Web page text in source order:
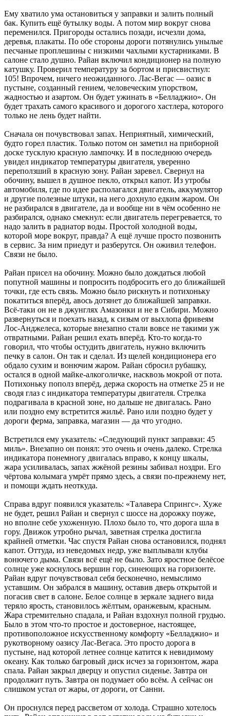
Ему хватило ума остановиться у заправки и залить полный
бак. Купить ещё бутылку воды. А потом мир вокруг снова
переменился. Пригороды остались позади, исчезли дома,
деревья, плакаты. По обе стороны дороги потянулись унылые
песчаные проплешины с низкими чахлыми кустарниками. В
салоне стало душно. Райан включил кондиционер на полную
катушку. Проверил температуру за бортом и присвистнул:
105! Впрочем, ничего неожиданного. Лас-Вегас — оазис в
пустыне, созданный гением, человеческим упорством,
жадностью и азартом. Он будет ужинать в «Белладжио». Он
будет трахать самого красивого и дорогого хастлера, которого
только не лень будет найти.
Сначала он почувствовал запах. Неприятный, химический,
будто горел пластик. Только потом он заметил на приборной
доске тусклую красную лампочку. И в последнюю очередь
увидел индикатор температуры двигателя, уверенно
переползший в красную зону. Райан заревел. Свернул на
обочину, вышел в душное пекло, открыл капот. Из утробы
автомобиля, где по идее располагался двигатель, аккумулятор
и другие полезные штуки, на него дохнуло едким жаром. Он
не разбирался в двигателе, да и вообще ни в чём особенно не
разбирался, однако смекнул: если двигатель перегревается, то
надо залить в радиатор воды. Простой холодной воды,
которой море вокруг, правда? А ещё лучше просто позвонить
в сервис. За ним приедут и разберутся. Он оживил телефон.
Связи не было.
Райан присел на обочину. Можно было дождаться любой
попутной машины и попросить подбросить его до ближайшей
точки, где есть связь. Можно было рискнуть и потихоньку
покатиться вперёд, авось дотянет до ближайшей заправки.
Всё-таки он не в джунглях Амазонки и не в Сибири. Можно
развернуться и поехать назад, к сизым от выхлопа фривеям
Лос-Анджелеса, которые внезапно стали вовсе не такими уж
отвратными. Райан решил ехать вперёд. Кто-то когда-то
говорил, что чтобы остудить двигатель, нужно включить
печку в салон. Он так и сделал. Из щелей кондиционера его
обдало сухим и вонючим жаром. Райан сбросил рубашку,
остался в одной майке-алкоголичке, насквозь мокрой от пота.
Потихоньку пополз вперёд, держа скорость на отметке 25 и не
сводя глаз с индикатора температуры двигателя. Стрелка
подрагивала в красной зоне, но дальше не двигалась. Рано
или поздно ему встретится жильё. Рано или поздно будет у
дороги ферма, заправка, магазин — да что угодно.
Встретился ему указатель: «Следующий пункт заправки: 45
миль». Внезапно он понял: это очень и очень далеко. Стрелка
индикатора понемногу двигалась вправо, к концу шкалы,
жара усиливалась, запах жжёной резины забивал ноздри. Его
чёртова колымага умрёт прямо здесь, а связи по-прежнему нет,
и помощи ждать неоткуда.
Справа вдруг появился указатель: «Талавера Спрингс». Хуже
не будет, решил Райан и свернул с шоссе на дорожку поуже,
но вполне себе ухоженную. Плохо было то, что дорога шла в
гору. Движок утробно рычал, заветная стрелка достигла
крайней отметки. Час спустя Райан снова остановился, поднял
капот. Оттуда, из неведомых недр, уже выплывали клубы
вонючего дыма. Связи всё ещё не было. Зато яростное белёсое
солнце уже коснулось вершин гор, синеющих на горизонте.
Райан вдруг почувствовал себя бесконечно, немыслимо
уставшим. Он забрался в машину, оставив дверь открытой и
погасив свет в салоне. Белое солнце в зеркале заднего вида
теряло ярость, становилось жёлтым, оранжевым, красным.
Жара стремительно спадала, и Райан вздохнул полной грудью.
Было в этом что-то простое и достоверное, настоящее,
противоположное искусственному комфорту «Белладжио» и
рукотворному оазису Лас-Вегаса. Это просто дорога в
пустыне, над которой летнее солнце катится к невидимому
океану. Как только багровый диск исчез за горизонтом, жара
спала. Райан закрыл дверцу и опустил сиденье. Завтра он
продолжит путь. Завтра он подумает обо всём. А сейчас он
слишком устал от жары, от дороги, от Санни.
Он проснулся перед рассветом от холода. Страшно хотелось